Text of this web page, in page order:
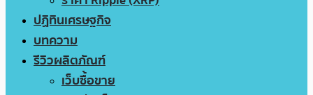
ปฏิทินเศรษฐกิจ
บทความ
รีวิวผลิตภัณฑ์
เว็บซื้อขาย